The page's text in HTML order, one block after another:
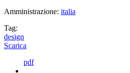
Amministrazione: italia
Tag:
design
Scarica
pdf